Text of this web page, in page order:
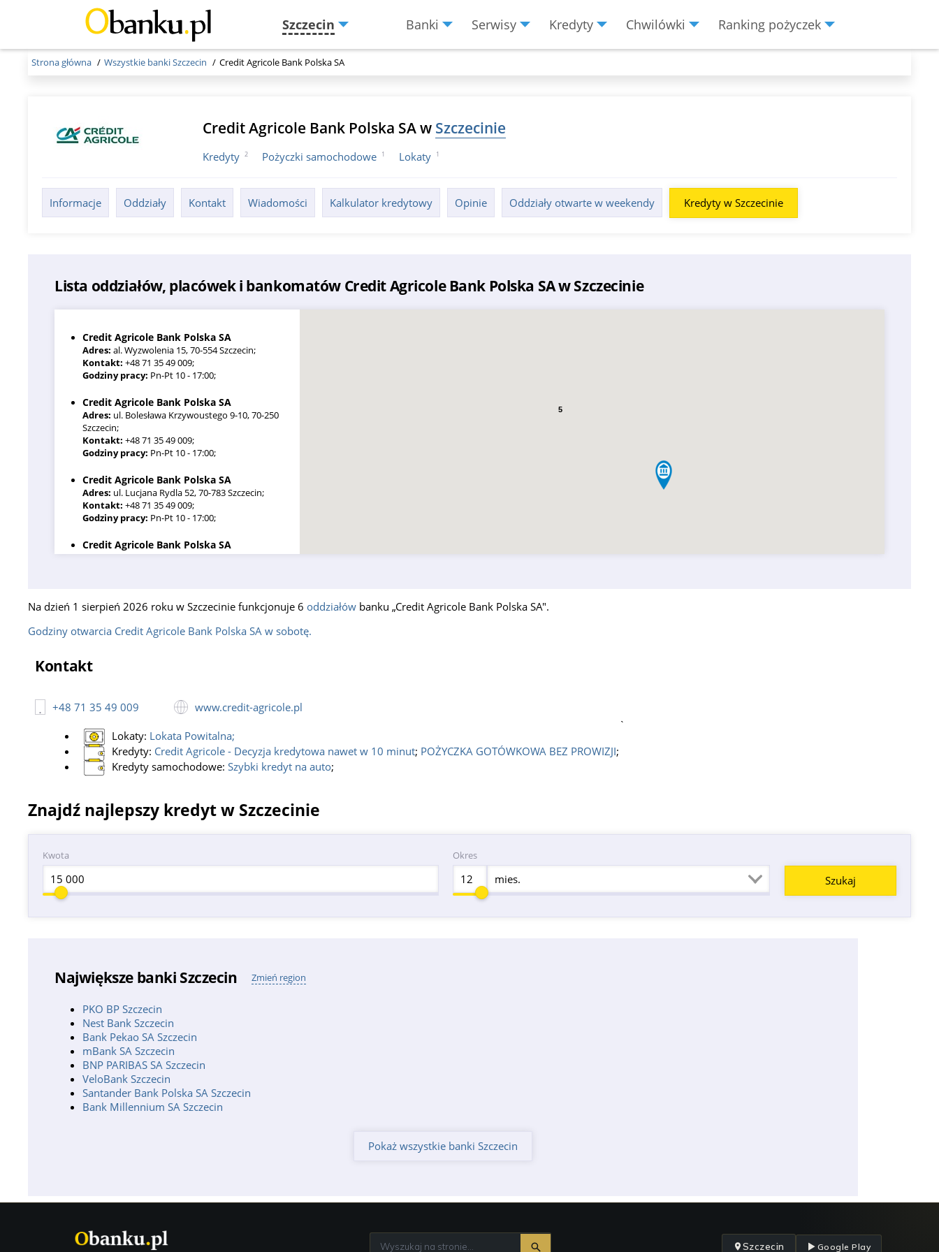
Szczecin Banki Serwisy Kredyty Chwilówki Ranking pożyczek
Menu
Strona główna Wszystkie banki Szczecin Credit Agricole Bank Polska SA
Credit Agricole Bank Polska SA w Szczecinie
Kredyty 2 Pożyczki samochodowe 1 Lokaty 1
Informacje Oddziały Kontakt Wiadomości Kalkulator kredytowy Opinie Oddziały otwarte w weekendy Kredyty w Szczecinie
Lista oddziałów, placówek i bankomatów Credit Agricole Bank Polska SA w Szczecinie
Credit Agricole Bank Polska SA
Adres: al. Wyzwolenia 15, 70-554 Szczecin;
Kontakt: +48 71 35 49 009;
Godziny pracy: Pn-Pt 10 - 17:00;
Credit Agricole Bank Polska SA
Adres: ul. Bolesława Krzywoustego 9-10, 70-250
Szczecin;
Kontakt: +48 71 35 49 009;
Godziny pracy: Pn-Pt 10 - 17:00;
Credit Agricole Bank Polska SA
Adres: ul. Lucjana Rydla 52, 70-783 Szczecin;
Kontakt: +48 71 35 49 009;
Godziny pracy: Pn-Pt 10 - 17:00;
Credit Agricole Bank Polska SA
Adres:ul. Romualda Traugutta 89, 71-300 Szczecin;
Credit Agricole Bank Polska SA
Kontakt:+48 71 35 49 009;
Credit Agricole Bank Polska SA
Kontakt:+48 71 35 49 009;
Godziny pracy:
5
Na dzień 1 sierpień 2026 roku w Szczecinie funkcjonuje 6 oddziałów banku „Credit Agricole Bank Polska SA".
Godziny otwarcia Credit Agricole Bank Polska SA w sobotę.
Kontakt
+48 71 35 49 009 www.credit-agricole.pl
Lokaty: Lokata Powitalna;
Kredyty: Credit Agricole - Decyzja kredytowa nawet w 10 minut; POŻYCZKA GOTÓWKOWA BEZ PROWIZJI;
Kredyty samochodowe:Szybki kredyt na auto;
`
Znajdź najlepszy kredyt w Szczecinie
Kwota Okres
mies.
Największe banki Szczecin Zmień region
PKO BP Szczecin
Nest Bank Szczecin
Bank Pekao SA Szczecin
mBank SA Szczecin
BNP PARIBAS SA Szczecin
VeloBank Szczecin
Santander Bank Polska SA Szczecin
Bank Millennium SA Szczecin
Pokaż wszystkie banki Szczecin
Szczecin Google Play